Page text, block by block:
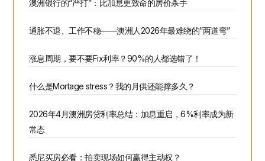
澳洲银行的“严打”：比加息更致命的房价杀手
通胀不退、工作不稳——澳洲人2026年最难绕的”两道弯”
涨息周期，要不要Fix利率？90%的人都选错了！
什么是Mortage stress？我的月供还能撑多久？
2026年4月澳洲房贷利率总结：加息重启，6%利率成为新
常态
悉尼买房必看：拍卖现场如何赢得主动权？